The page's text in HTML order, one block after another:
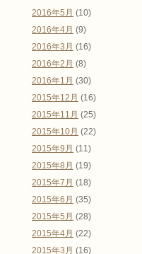
2016年5月 (10)
2016年4月 (9)
2016年3月 (16)
2016年2月 (8)
2016年1月 (30)
2015年12月 (16)
2015年11月 (25)
2015年10月 (22)
2015年9月 (11)
2015年8月 (19)
2015年7月 (18)
2015年6月 (35)
2015年5月 (28)
2015年4月 (22)
2015年3月 (16)